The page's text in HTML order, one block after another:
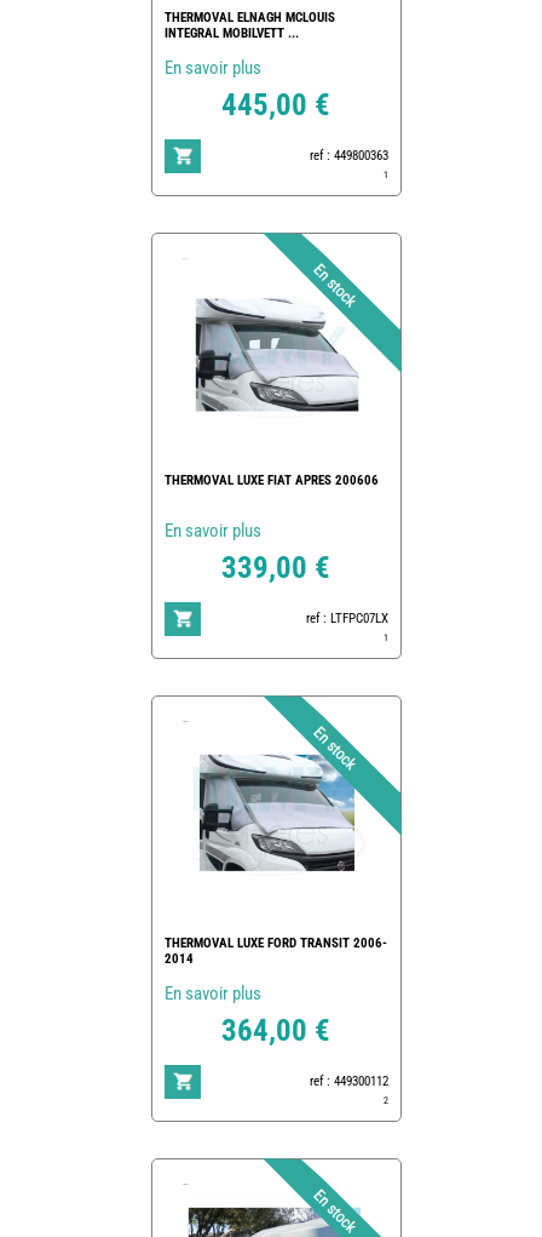
THERMOVAL ELNAGH MCLOUIS
INTEGRAL MOBILVETT ...
En savoir plus
445,00 €
ref : 449800363
1
THERMOVAL LUXE FIAT APRES 200606
En savoir plus
339,00 €
ref : LTFPC07LX
1
THERMOVAL LUXE FORD TRANSIT 2006-
2014
En savoir plus
364,00 €
ref : 449300112
2